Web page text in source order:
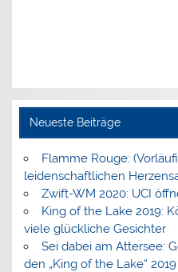
Neueste Beiträge
Flamme Rouge:
leidenschaftlichen
Zwift-WM 2020: UCI
King of the Lake 2019:
viele glückliche Gesichter
Sei dabei am Attersee:
den „King of the Lake“ 2019